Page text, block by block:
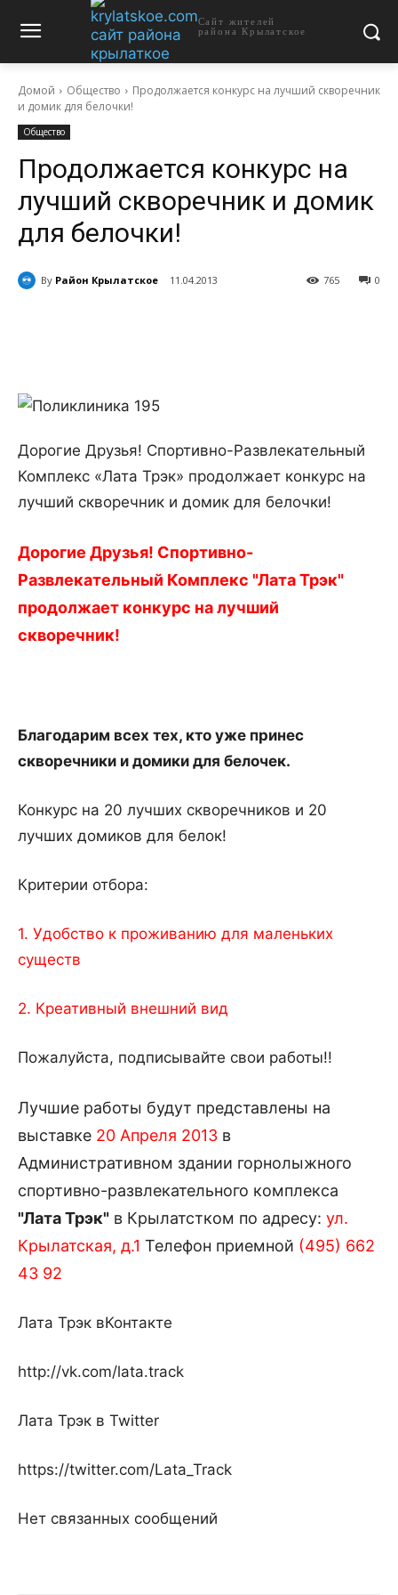
Сайт жителей
района Крылатское
Домой Общество
Продолжается конкурс на лучший скворечник
и домик для белочки!
Общество
Продолжается конкурс на
лучший скворечник и домик
для белочки!
By Район Крылатское 11.04.2013 0
765
Дорогие Друзья! Спортивно-Развлекательный
Комплекс «Лата Трэк» продолжает конкурс на
лучший скворечник и домик для белочки!
Дорогие Друзья! Спортивно-
Развлекательный Комплекс "Лата Трэк"
продолжает конкурс на лучший
скворечник!
Благодарим всех тех, кто уже принес
скворечники и домики для белочек.
Конкурс на 20 лучших скворечников и 20
лучших домиков для белок!
Критерии отбора:
1. Удобство к проживанию для маленьких
существ
2. Креативный внешний вид
Пожалуйста, подписывайте свои работы!!
Лучшие работы будут представлены на
выставке 20 Апреля 2013 в
Административном здании горнолыжного
спортивно-развлекательного комплекса
"Лата Трэк" в Крылатстком по адресу: ул.
Крылатская, д.1 Телефон приемной (495) 662
43 92
Лата Трэк вКонтакте
http://vk.com/lata.track
Лата Трэк в Twitter
https://twitter.com/Lata_Track
Нет связанных сообщений